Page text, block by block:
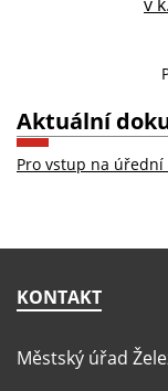
Aktuální
Pro vstup na
KONTAKT
Městský úřad